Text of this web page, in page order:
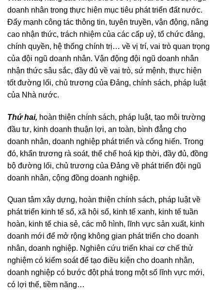
doanh nhân trong thực hiện mục tiêu phát triển đất nước.
Đẩy mạnh công tác thông tin, tuyên truyền, vận động, nâng
cao nhận thức, trách nhiệm của các cấp uỷ, tổ chức đảng,
chính quyền, hệ thống chính trị… về vị trí, vai trò quan trọng
của đội ngũ doanh nhân. Vận động đội ngũ doanh nhân
nhận thức sâu sắc, đầy đủ về vai trò, sứ mệnh, thực hiện
tốt đường lối, chủ trương của Đảng, chính sách, pháp luật
của Nhà nước.
Thứ hai, hoàn thiện chính sách, pháp luật, tạo môi trường
đầu tư, kinh doanh thuận lợi, an toàn, bình đẳng cho
doanh nhân, doanh nghiệp phát triển và cống hiến. Trong
đó, khẩn trương rà soát, thể chế hoá kịp thời, đầy đủ, đồng
bộ đường lối, chủ trương của Đảng về phát triển đội ngũ
doanh nhân, cộng đồng doanh nghiệp.
Quan tâm xây dựng, hoàn thiện chính sách, pháp luật về
phát triển kinh tế số, xã hội số, kinh tế xanh, kinh tế tuần
hoàn, kinh tế chia sẻ, các mô hình, lĩnh vực sản xuất, kinh
doanh mới để mở rộng không gian phát triển cho doanh
nhân, doanh nghiệp. Nghiên cứu triển khai cơ chế thử
nghiệm có kiểm soát để tạo điều kiện cho doanh nhân,
doanh nghiệp có bước đột phá trong một số lĩnh vực mới,
có lợi thế, tiềm năng…